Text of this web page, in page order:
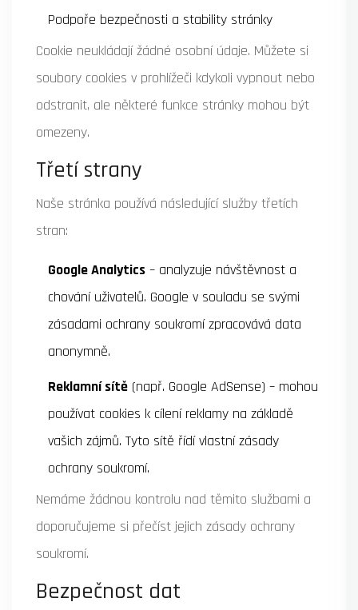
Podpoře bezpečnosti a stability stránky
Cookie neukládají žádné osobní údaje. Můžete si
soubory cookies v prohlížeči kdykoli vypnout nebo
odstranit, ale některé funkce stránky mohou být
omezeny.
Třetí strany
Naše stránka používá následující služby třetích
stran:
Google Analytics – analyzuje návštěvnost a
chování uživatelů. Google v souladu se svými
zásadami ochrany soukromí zpracovává data
anonymně.
Reklamní sítě (např. Google AdSense) – mohou
používat cookies k cílení reklamy na základě
vašich zájmů. Tyto sítě řídí vlastní zásady
ochrany soukromí.
Nemáme žádnou kontrolu nad těmito službami a
doporučujeme si přečíst jejich zásady ochrany
soukromí.
Bezpečnost dat